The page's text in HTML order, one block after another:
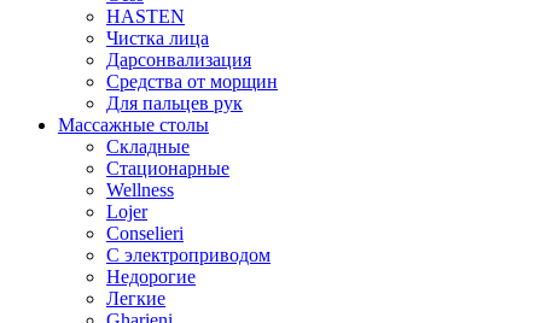
HASTEN
Чистка лица
Дарсонвализация
Средства от морщин
Для пальцев рук
Массажные столы
Складные
Стационарные
Wellness
Lojer
Conselieri
С электроприводом
Недорогие
Легкие